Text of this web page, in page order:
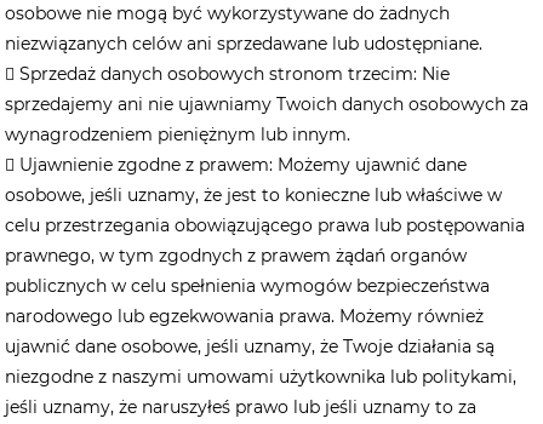
osobowe nie mogą być wykorzystywane do żadnych
niezwiązanych celów ani sprzedawane lub udostępniane.
 Sprzedaż danych osobowych stronom trzecim: Nie
sprzedajemy ani nie ujawniamy Twoich danych osobowych za
wynagrodzeniem pieniężnym lub innym.
 Ujawnienie zgodne z prawem: Możemy ujawnić dane
osobowe, jeśli uznamy, że jest to konieczne lub właściwe w
celu przestrzegania obowiązującego prawa lub postępowania
prawnego, w tym zgodnych z prawem żądań organów
publicznych w celu spełnienia wymogów bezpieczeństwa
narodowego lub egzekwowania prawa. Możemy również
ujawnić dane osobowe, jeśli uznamy, że Twoje działania są
niezgodne z naszymi umowami użytkownika lub politykami,
jeśli uznamy, że naruszyłeś prawo lub jeśli uznamy to za